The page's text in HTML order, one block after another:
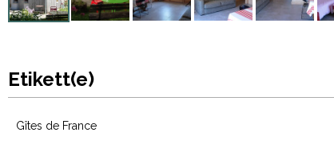
Etikett(e)
Gîtes de France